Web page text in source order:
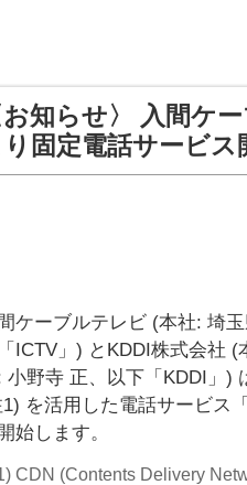
お知らせ〉 入間ケ
り固定電話サービス
ケーブルテレビ (本社: 埼
ICTV」) とKDDI株式会社
小野寺 正、以下「KDDI」)
を活用した電話サービス
始します。
CDN (Contents Delivery